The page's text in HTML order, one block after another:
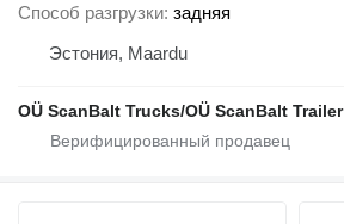
Способ разгрузки задняя
Эстония, Maardu
OÜ ScanBalt Trucks/OÜ ScanBalt Trailer